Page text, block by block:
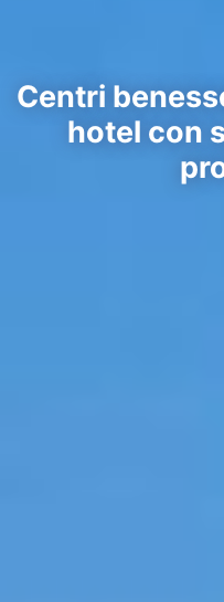
Centri
hotel con